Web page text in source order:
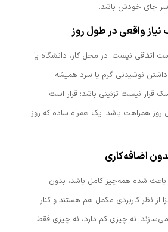
جای خودش باشد.
واقعی در طول روز
اتفاقی نیست. در محل کار، دانشگاه یا
نوشیدنی گرم یا سرد همیشه
قرار نیست تزئینی باشد؛ قرار است
روز همراهت باشد. یک همراه ساده که روز
اضافه‌کاری
شده همه‌چیز کامل باشد، بدون
از نظر کاربردی مکمل هم هستند و کنار
نه چیزی کم دارد، نه چیزی فقط